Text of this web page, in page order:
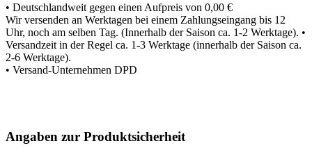
• Deutschlandweit gegen einen Aufpreis von 0,00 €
Wir versenden an Werktagen bei einem Zahlungseingang bis 12
Uhr, noch am selben Tag. (Innerhalb der Saison ca. 1-2 Werktage). •
Versandzeit in der Regel ca. 1-3 Werktage (innerhalb der Saison ca.
2-6 Werktage).
• Versand-Unternehmen DPD
Angaben zur Produktsicherheit